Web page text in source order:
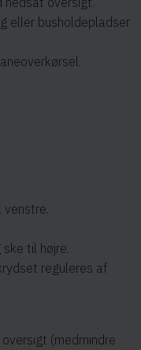
eller busholdepladser
venstre.
til højre.
reguleres af
(medmindre